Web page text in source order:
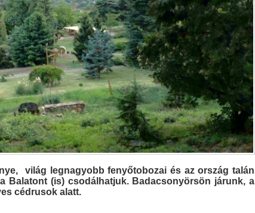
világ legnagyobb fenyőtobozai és az ország talán
Balatont (is) csodálhatjuk. Badacsonyörsön járunk, a
cédrusok alatt.